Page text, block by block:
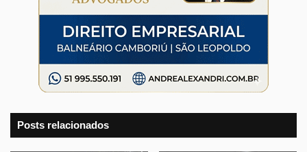
Posts relacionados